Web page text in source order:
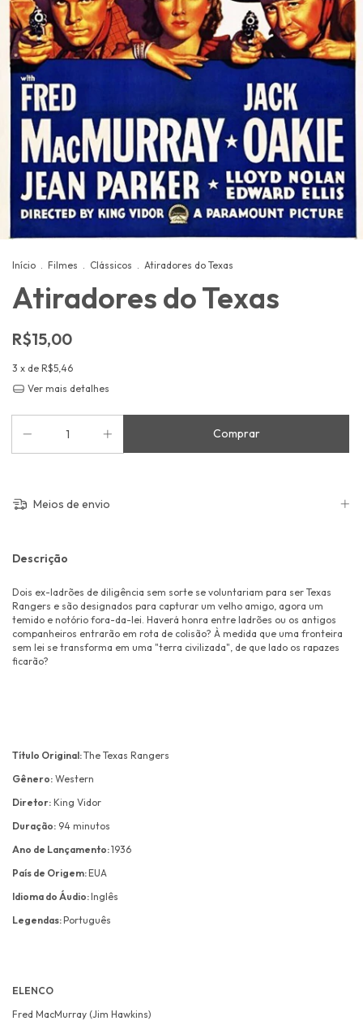
Início . Filmes . Clássicos . Atiradores do Texas
Atiradores do Texas
R$15,00
3 x de R$5,46
Ver mais detalhes
Meios de envio
Descrição
Dois ex-ladrões de diligência sem sorte se voluntariam para ser Texas
Rangers e são designados para capturar um velho amigo, agora um
temido e notório fora-da-lei. Haverá honra entre ladrões ou os antigos
companheiros entrarão em rota de colisão? À medida que uma fronteira
sem lei se transforma em uma "terra civilizada", de que lado os rapazes
ficarão?
Título Original:The Texas Rangers
Gênero: Western
Diretor: King Vidor
Duração: 94 minutos
Ano de Lançamento:1936
País de Origem:EUA
Idioma do Áudio:Inglês
Legendas:Português
ELENCO
Fred MacMurray (Jim Hawkins)